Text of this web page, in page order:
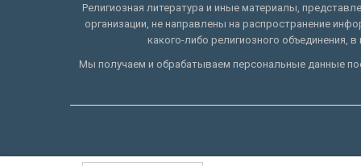
Религиозная литература и иные материалы,
организации, не направлены на распространение
какого-либо религиозного объединения,
Мы получаем и обрабатываем персональные данные